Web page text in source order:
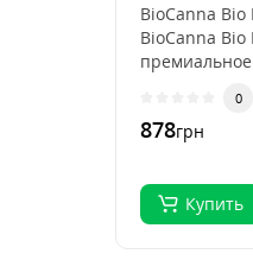
BioCanna Bio
BioCanna Bio
премиальное
удобрение
0
878грн
Купить